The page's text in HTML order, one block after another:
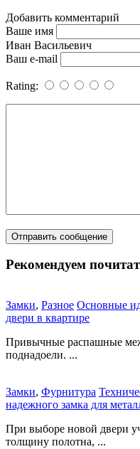
Добавить комментарий
Ваше имя
Иван Васильевич
Ваш e-mail
Rating:
Рекомендуем
Замки, Разное Основные
двери в квартире
Привычные распашные
поднадоели. ...
Замки, Фурнитура
надежного замка для
При выборе новой двери
толщину полотна, ...